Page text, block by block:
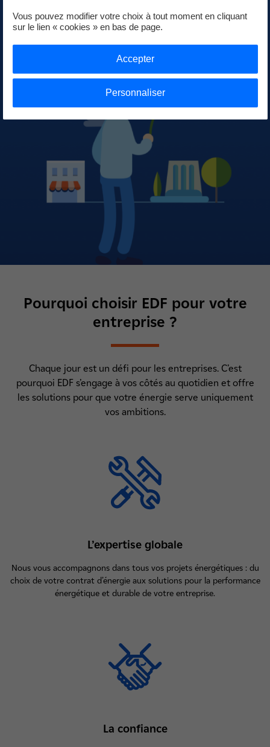
Pourquoi choisir EDF pour votre
entreprise ?
Chaque jour est un défi pour les entreprises. C’est
pourquoi EDF s’engage à vos côtés au quotidien et offre
les solutions pour que votre énergie serve uniquement
vos ambitions.
L’expertise globale
Nous vous accompagnons dans tous vos projets énergétiques : du
choix de votre contrat d’énergie aux solutions pour la performance
énergétique et durable de votre entreprise.
La confiance
Vous pouvez modifier votre choix à tout moment en cliquant
sur le lien « cookies » en bas de page.
Personnaliser
Accepter